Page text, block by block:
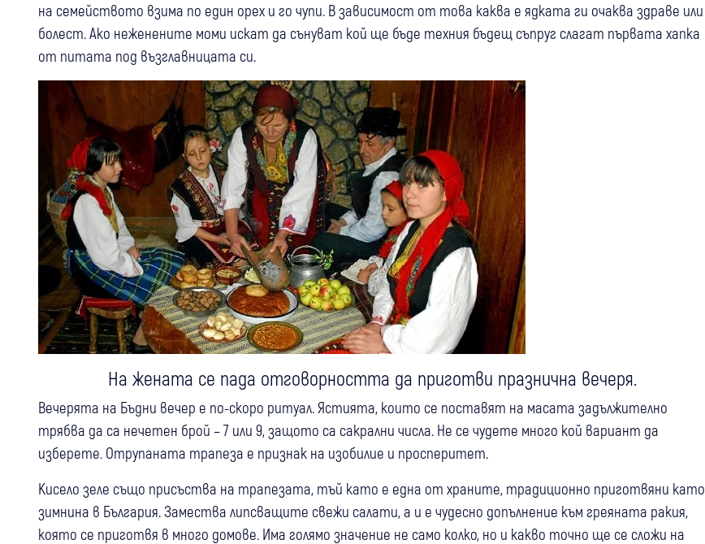
на семейството взима по един орех и го чупи. В зависимост от това каква е ядката ги очаква здраве или
болест. Ако неженените моми искат да сънуват кой ще бъде техния бъдещ съпруг слагат първата хапка
от питата под възглавницата си.
На жената се пада отговорността да приготви празнична вечеря.
Вечерята на Бъдни вечер е по-скоро ритуал. Ястията, които се поставят на масата задължително
трябва да са нечетен брой – 7 или 9, защото са сакрални числа. Не се чудете много кой вариант да
изберете. Отрупаната трапеза е признак на изобилие и просперитет.
Кисело зеле също присъства на трапезата, тъй като е една от храните, традиционно приготвяни като
зимнина в България. Замества липсващите свежи салати, а и е чудесно допълнение към греяната ракия,
която се приготвя в много домове. Има голямо значение не само колко, но и какво точно ще се сложи на